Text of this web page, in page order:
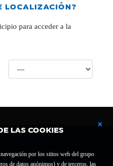
LAS COOKIES
por los sitios web del grupo
de datos anónimos) y de terceros, las
LOCALIZACIÓN?
para acceder a la